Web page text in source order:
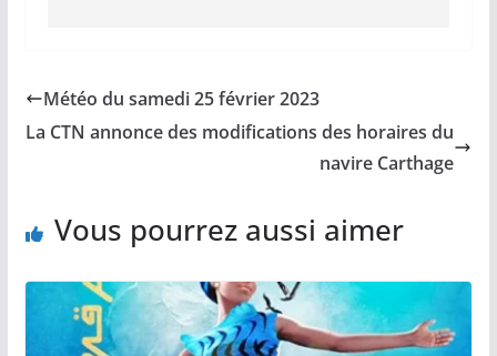
Météo du samedi 25 février 2023
La CTN annonce des modifications des horaires du
navire Carthage
Vous pourrez aussi aimer